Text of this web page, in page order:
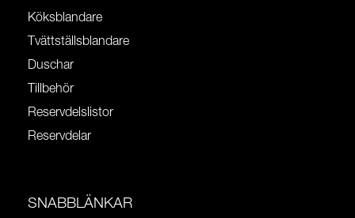
Köksblandare
Tvättställsblandare
Duschar
Tillbehör
Reservdelslistor
Reservdelar
SNABBLÄNKAR